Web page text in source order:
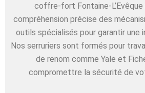
coffre-fort Fontaine-
compréhension précise des
outils spécialisés pour garantir une
Nos serruriers sont formés pour
de renom comme Yale et
compromettre la sécurité de